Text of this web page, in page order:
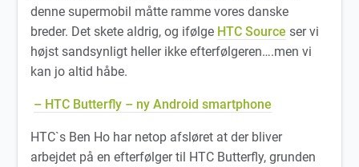
denne supermobil måtte ramme vores danske
breder. Det skete aldrig, og ifølge HTC Source ser vi
højst sandsynligt heller ikke efterfølgeren….men vi
kan jo altid håbe.
– HTC Butterfly – ny Android smartphone
HTC`s Ben Ho har netop afsløret at der bliver
arbejdet på en efterfølger til HTC Butterfly, grunden